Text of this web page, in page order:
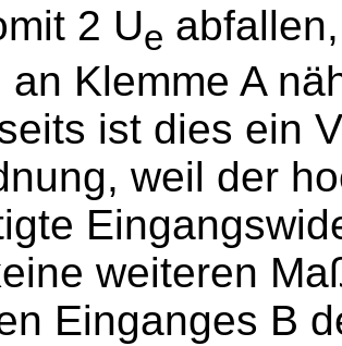
2 Ue
an Klemme A
ist dies ein
weil der
weiteren
Einganges B